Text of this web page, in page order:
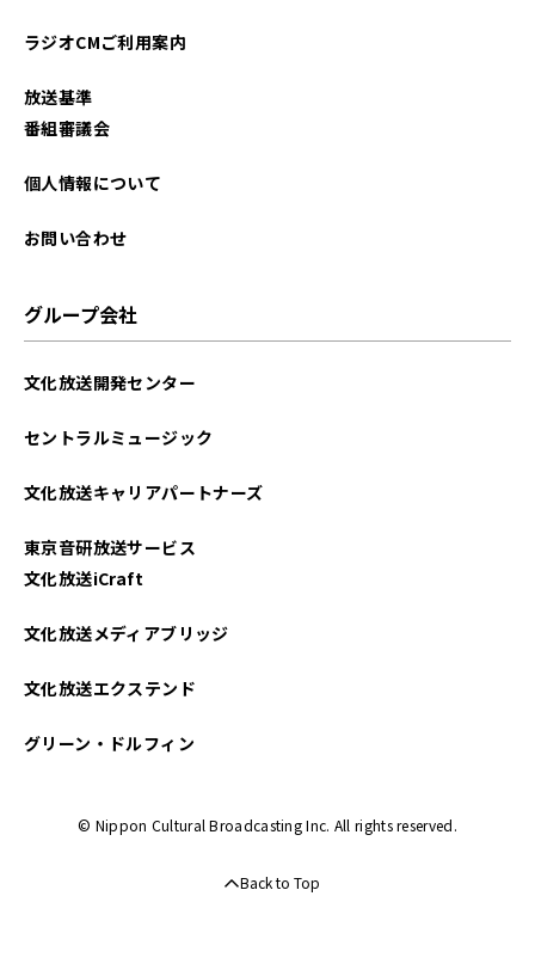
2022年08月
ラジオCMご利用案内
放送基準
番組審議会
個人情報について
お問い合わせ
グループ会社
文化放送開発センター
セントラルミュージック
文化放送キャリアパートナーズ
東京音研放送サービス
文化放送iCraft
文化放送メディアブリッジ
文化放送エクステンド
グリーン・ドルフィン
© Nippon Cultural Broadcasting Inc. All rights reserved.
Back to Top